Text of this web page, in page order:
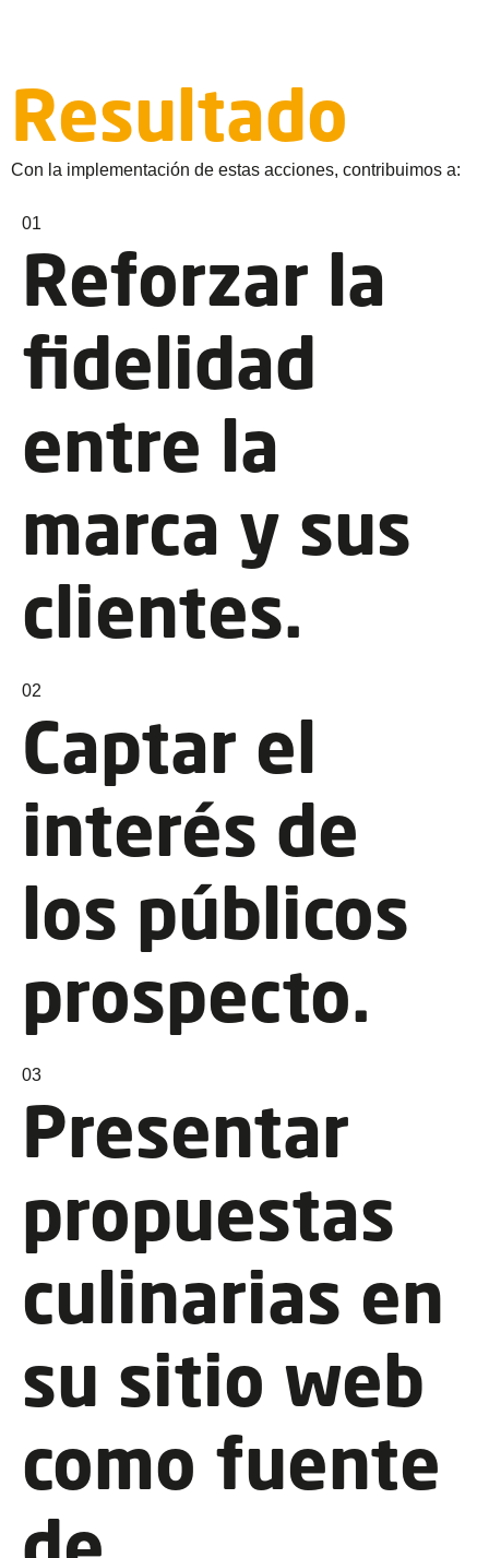
Resultado
Con la implementación de estas acciones, contribuimos a:
01
Reforzar la
fidelidad
entre la
marca y sus
clientes.
02
Captar el
interés de
los públicos
prospecto.
03
Presentar
propuestas
culinarias en
su sitio web
como fuente